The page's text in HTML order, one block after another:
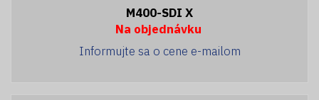
M400-SDI X
Na objednávku
Informujte sa o cene e-mailom